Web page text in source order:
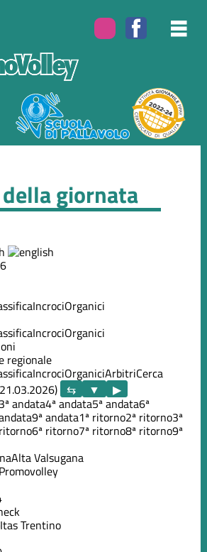
giornata
IncrociOrganici
IncrociOrganici
regionale
IncrociOrganiciArbitriCerca
▶
3ª andata4ª andata5ª andata6ª
9ª andata1ª ritorno2ª ritorno3ª
6ª ritorno7ª ritorno8ª ritorno9ª
Alta Valsugana
Promovolley
Itas Trentino